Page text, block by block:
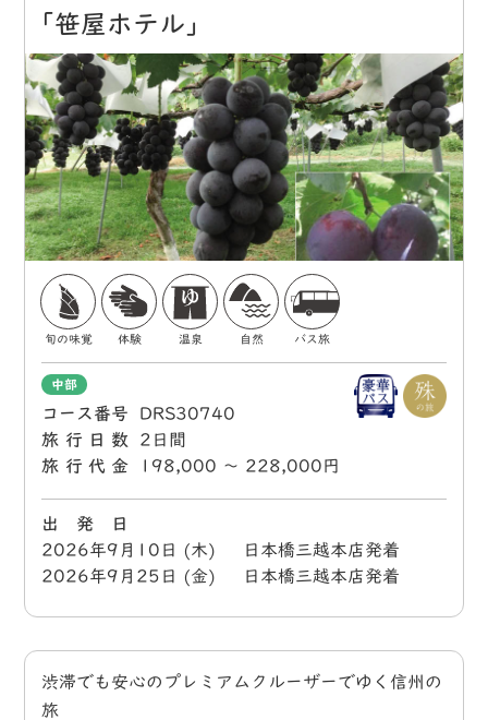
｢笹屋ホテル」
旬の味覚 体験 温泉 自然 バス旅
中部
コース番号
DRS30740
旅行日数
2日間
旅行代金
198,000 〜 228,000円
出 発 日
2026年9月10日 (木) 日本橋三越本店発着
2026年9月25日 (金) 日本橋三越本店発着
渋滞でも安心のプレミアムクルーザーでゆく信州の
旅